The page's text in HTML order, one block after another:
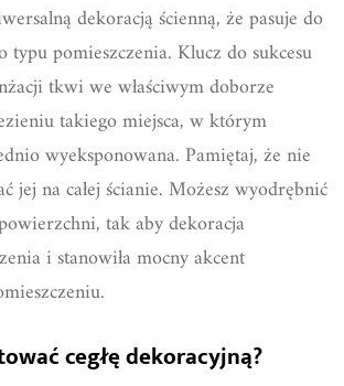
dekoracją ścienną, że pasuje do
typu pomieszczenia. Klucz do sukcesu
tkwi we właściwym doborze
takiego miejsca, w którym
wyeksponowana. Pamiętaj, że nie
jej na całej ścianie. Możesz wyodrębnić
tak aby dekoracja
i stanowiła mocny akcent
cegłę dekoracyjną?